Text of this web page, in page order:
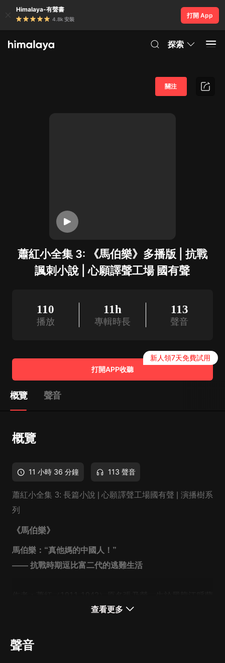
Himalaya-有聲書
4.8k 安裝
打開 App
探索
蕭紅小全集 3: 《馬伯樂》多播版 | 抗戰
諷刺小說 | 心願譯聲工場 國有聲
關注
110
播放
11h
專輯時長
113
聲音
打開APP收聽
新人領7天免費試用
概覽 聲音
概覽
11 小時 36 分鐘 113 聲音
蕭紅小全集 3: 長篇小說 | 心願譯聲工場國有聲 | 演播樹系
列
《馬伯樂》
馬伯樂：“真他媽的中國人！”
—— 抗戰時期逗 比富二代的逃難生活
民國四大才女之一，被譽為 “30年代文學洛神”
《小城三月》等。
查看更多
聲音